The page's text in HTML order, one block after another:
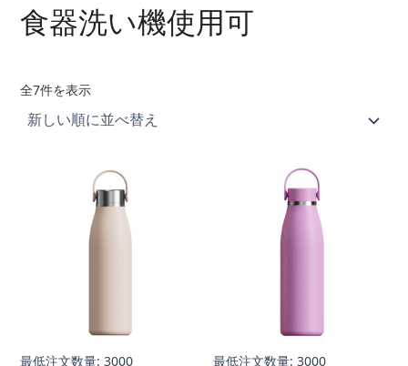
食器洗い機使用可
全7件を表示新
い
順
最低注文数量: 3000
最低注文数量: 3000